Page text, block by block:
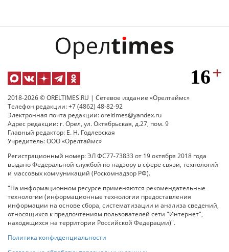
2018-2026 © ORELTIMES.RU | Сетевое издание «Орелтаймс»
Телефон редакции: +7 (4862) 48-82-92
Электронная почта редакции: oreltimes@yandex.ru
Адрес редакции: г. Орел, ул. Октябрьская, д.27, пом. 9
Главный редактор: Е. Н. Годлевская
Учредитель: ООО «Орелтаймс»
Регистрационный номер: ЭЛ ФС77-73833 от 19 октября 2018 года
выдано Федеральной службой по надзору в сфере связи, технологий
и массовых коммуникаций (Роскомнадзор РФ).
"На информационном ресурсе применяются рекомендательные
технологии (информационные технологии предоставления
информации на основе сбора, систематизации и анализа сведений,
относящихся к предпочтениям пользователей сети "Интернет",
находящихся на территории Российской Федерации)".
Политика конфиденциальности